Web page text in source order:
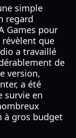
simple
regard
Games pour
que
a travaillé
de
version,
a été
survie en
à gros budget